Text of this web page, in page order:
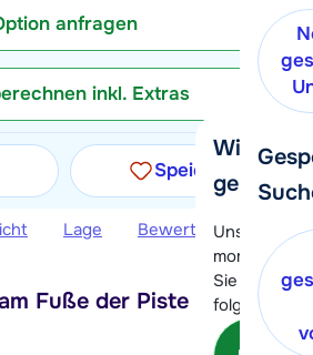
Wir
gerne
Unser
momentan
Sie können
folgenden
anfragen
inkl. Extras
Speichern
Lage Bewertungen
Fuße der Piste in Tignes